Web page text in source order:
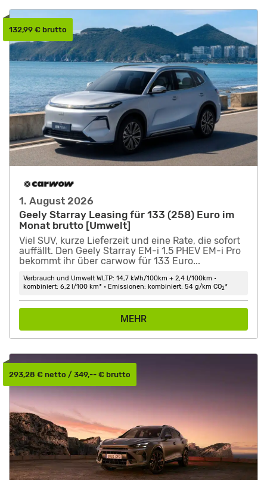
1. August 2026
Geely Starray Leasing für 133 (258) Euro im
Monat brutto [Umwelt]
Viel SUV, kurze Lieferzeit und eine Rate, die sofort
auffällt. Den Geely Starray EM-i 1.5 PHEV EM-i Pro
bekommt ihr über carwow für 133 Euro...
Verbrauch und Umwelt WLTP: 14,7 kWh/100km + 2,4 l/100km •
kombiniert: 6,2 l/100 km* • Emissionen: kombiniert: 54 g/km CO2*
MEHR
132,99 € brutto
293,28 € netto / 349,-- € brutto